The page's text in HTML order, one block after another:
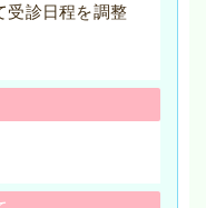
受診日程を調整